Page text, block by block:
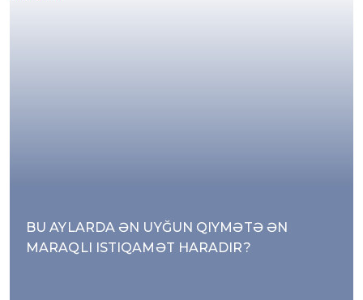
BU AYLARDA ƏN UYĞUN QIYMƏTƏ ƏN
MARAQLI ISTIQAMƏT HARADIR?